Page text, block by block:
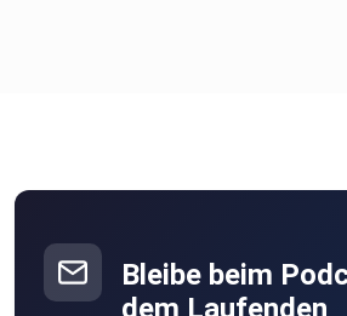
Bleibe beim
dem Laufenden